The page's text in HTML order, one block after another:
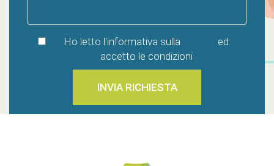
Ho letto l'informativa sulla
ed
accetto le condizioni
INVIA RICHIESTA